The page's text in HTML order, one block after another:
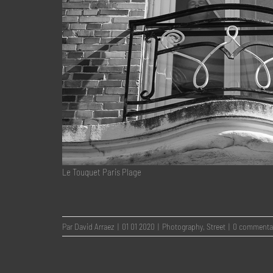
Le Touquet Paris Plage
Par David Arraez | 01 01 2020 | Photography, Street | 0